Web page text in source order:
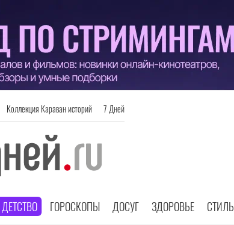
Коллекция Караван историй 7 Дней
ГОРОСКОПЫ ДОСУГ ЗДОРОВЬЕ СТИЛЬ